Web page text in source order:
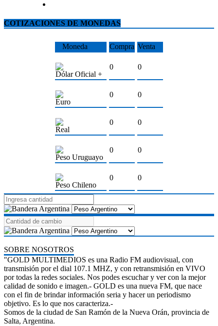
COTIZACIONES DE MONEDAS
Moneda Compra Venta
Dólar Oficial +
0 0
Euro
0 0
Real
0 0
Peso Uruguayo
0 0
Peso Chileno
0 0
SOBRE NOSOTROS
"GOLD MULTIMEDIOS es una Radio FM audiovisual, con
transmisión por el dial 107.1 MHZ, y con retransmisión en VIVO
por todas la redes sociales. Nos podes escuchar y ver con la mejor
calidad de sonido e imagen.- GOLD es una nueva FM, que nace
con el fin de brindar información seria y hacer un periodismo
objetivo. Es lo que nos caracteriza.-
Somos de la ciudad de San Ramón de la Nueva Orán, provincia de
Salta, Argentina.